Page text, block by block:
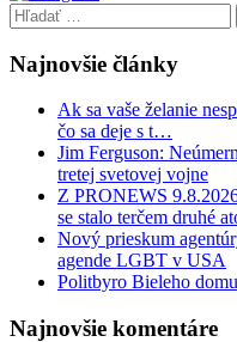
Hľadať:
Najnovšie články
Ak sa vaše želanie
čo sa deje s t…
Jim Ferguson:
tretej svetovej vojne
Z PRONEWS
se stalo terčem druhé
Nový prieskum
agende LGBT v USA
Politbyro Bieleho
Najnovšie komentáre